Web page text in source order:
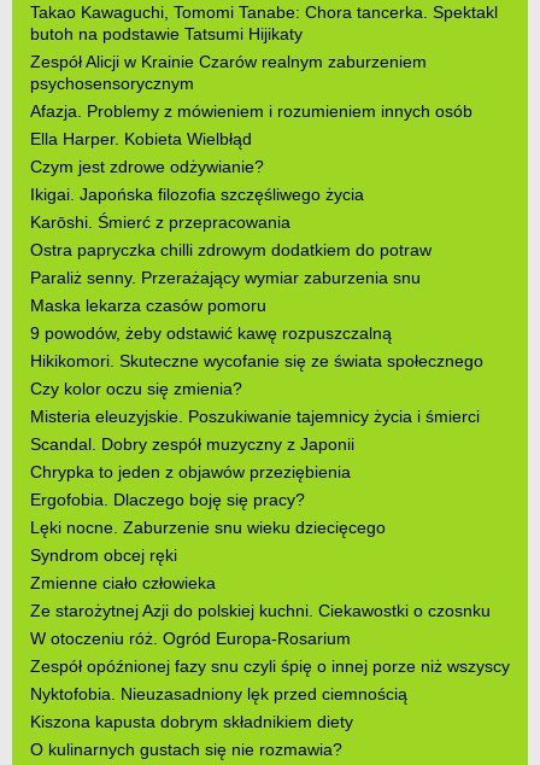
Takao Kawaguchi, Tomomi Tanabe: Chora tancerka. Spektakl
butoh na podstawie Tatsumi Hijikaty
Zespół Alicji w Krainie Czarów realnym zaburzeniem
psychosensorycznym
Afazja. Problemy z mówieniem i rozumieniem innych osób
Ella Harper. Kobieta Wielbłąd
Czym jest zdrowe odżywianie?
Ikigai. Japońska filozofia szczęśliwego życia
Karōshi. Śmierć z przepracowania
Ostra papryczka chilli zdrowym dodatkiem do potraw
Paraliż senny. Przerażający wymiar zaburzenia snu
Maska lekarza czasów pomoru
9 powodów, żeby odstawić kawę rozpuszczalną
Hikikomori. Skuteczne wycofanie się ze świata społecznego
Czy kolor oczu się zmienia?
Misteria eleuzyjskie. Poszukiwanie tajemnicy życia i śmierci
Scandal. Dobry zespół muzyczny z Japonii
Chrypka to jeden z objawów przeziębienia
Ergofobia. Dlaczego boję się pracy?
Lęki nocne. Zaburzenie snu wieku dziecięcego
Syndrom obcej ręki
Zmienne ciało człowieka
Ze starożytnej Azji do polskiej kuchni. Ciekawostki o czosnku
W otoczeniu róż. Ogród Europa-Rosarium
Zespół opóźnionej fazy snu czyli śpię o innej porze niż wszyscy
Nyktofobia. Nieuzasadniony lęk przed ciemnością
Kiszona kapusta dobrym składnikiem diety
O kulinarnych gustach się nie rozmawia?